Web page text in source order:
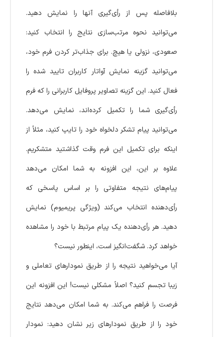
بلافاصله پس از رأی‌گیری آنها را نمایش دهید.
می‌توانید نحوه مرتب‌سازی نتایج را انتخاب کنید:
صعودی، نزولی یا هیچ. برای جذاب‌تر کردن فرم خود،
می‌توانید گزینه نمایش آواتار کاربران تایید شده را
فعال کنید. این گزینه تصاویر پروفایل کاربرانی را که فرم
رأی‌گیری شما را تکمیل کرده‌اند، نمایش می‌دهد.
می‌توانید پیام تشکر دلخواه خود را تایپ کنید، مثلاً از
اینکه برای تکمیل این فرم وقت گذاشتید متشکریم.
علاوه بر این، این افزونه به شما امکان می‌دهد
پیام‌های نتیجه متفاوتی را بر اساس پاسخی که
رأی‌دهنده انتخاب می‌کند (ویژگی پریمیوم) نمایش
دهید. هر رأی‌دهنده یک پیام مرتبط با خود را مشاهده
خواهد کرد. شگفت‌انگیز است، اینطور نیست؟
آیا می‌خواهید نتیجه را از طریق نمودارهای تعاملی و
زیبا تجسم کنید؟ اصلاً مشکلی نیست! این افزونه این
فرصت را فراهم می‌کند. به شما امکان می‌دهد نتایج
خود را از طریق نمودارهای زیر نشان دهید: نمودار